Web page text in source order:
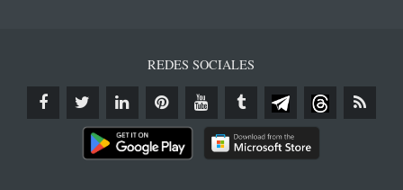
REDES SOCIALES